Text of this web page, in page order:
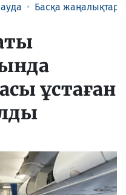
Басқа жаңалықтар
ұстаған